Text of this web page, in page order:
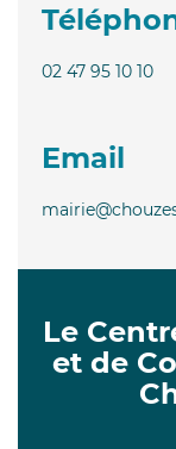
02 47 95 10 10
Email
Le
et de